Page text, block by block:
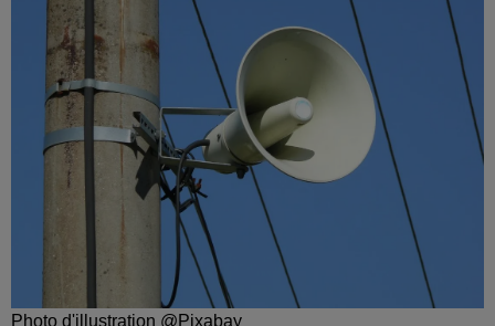
Photo d'illustration @Pixabay